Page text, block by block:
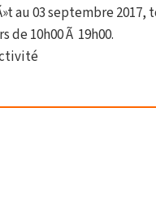
au 03 septembre 2017,
de 10h00 Ã 19h00.